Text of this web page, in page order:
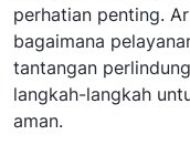
perhatian penting.
bagaimana
tantangan
langkah-langkah
aman.